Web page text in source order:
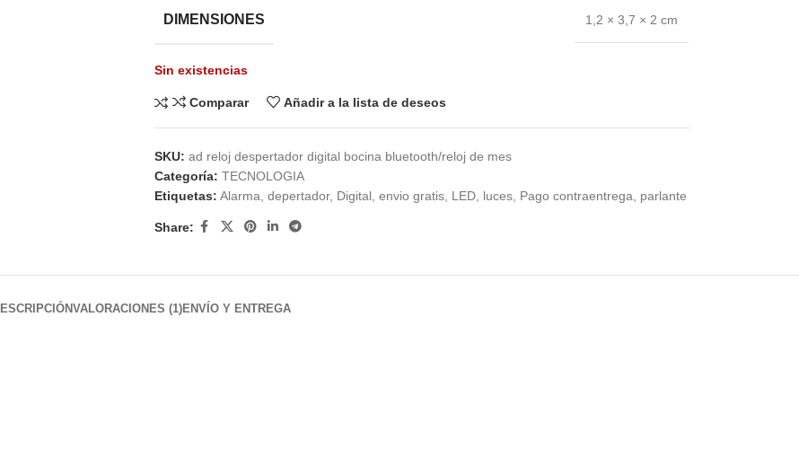
DIMENSIONES 1,2 × 3,7 × 2 cm
Sin existencias
Comparar Añadir a la lista de deseos
SKU: ad reloj despertador digital bocina bluetooth/reloj de mes
Categoría: TECNOLOGIA
Etiquetas: Alarma, depertador, Digital, envio gratis, LED, luces, Pago contraentrega, parlante
Share:
VALORACIONES (1)ENVÍO Y ENTREGA